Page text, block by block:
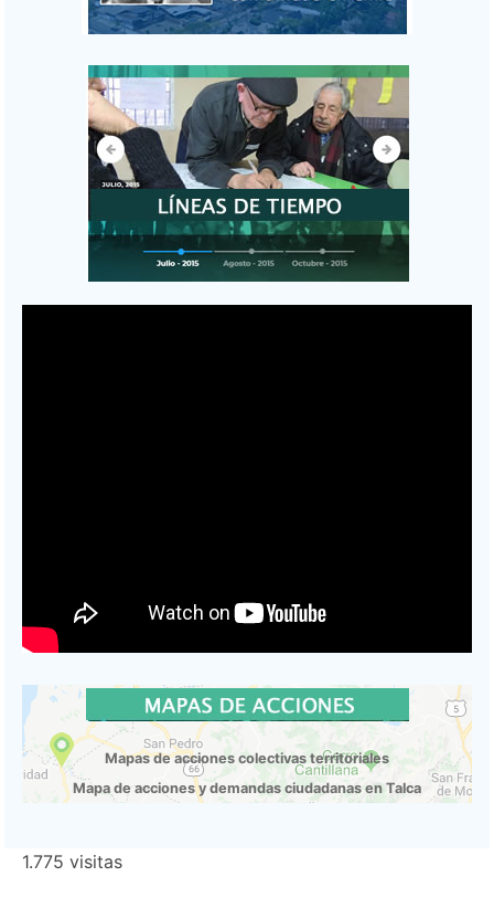
Mapas de acciones colectivas territoriales
Mapa de acciones y demandas ciudadanas en Talca
1.775 visitas